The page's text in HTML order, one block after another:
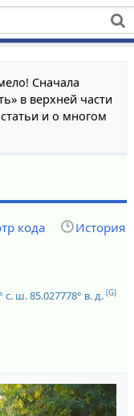
Сначала
в верхней части
и о многом
кода История
с. ш.85.027778° в. д. (G)